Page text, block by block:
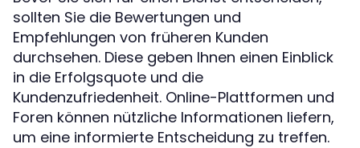
sollten Sie die Bewertungen und
Empfehlungen von früheren Kunden
durchsehen. Diese geben Ihnen einen Einblick
in die Erfolgsquote und die
Kundenzufriedenheit. Online-Plattformen und
Foren können nützliche Informationen liefern,
um eine informierte Entscheidung zu treffen.